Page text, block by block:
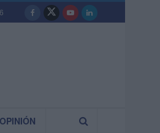
OPINIÓN